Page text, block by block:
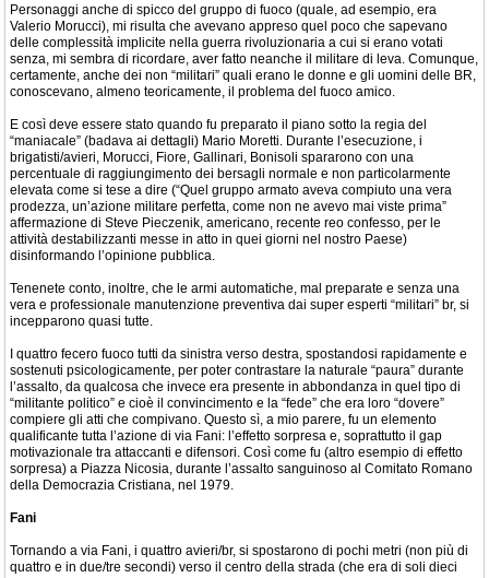
Personaggi anche di spicco del gruppo di fuoco (quale, ad esempio, era
Valerio Morucci), mi risulta che avevano appreso quel poco che sapevano
delle complessità implicite nella guerra rivoluzionaria a cui si erano votati
senza, mi sembra di ricordare, aver fatto neanche il militare di leva. Comunque,
certamente, anche dei non “militari” quali erano le donne e gli uomini delle BR,
conoscevano, almeno teoricamente, il problema del fuoco amico.
E così deve essere stato quando fu preparato il piano sotto la regia del
“maniacale” (badava ai dettagli) Mario Moretti. Durante l’esecuzione, i
brigatisti/avieri, Morucci, Fiore, Gallinari, Bonisoli spararono con una
percentuale di raggiungimento dei bersagli normale e non particolarmente
elevata come si tese a dire (“Quel gruppo armato aveva compiuto una vera
prodezza, un’azione militare perfetta, come non ne avevo mai viste prima”
affermazione di Steve Pieczenik, americano, recente reo confesso, per le
attività destabilizzanti messe in atto in quei giorni nel nostro Paese)
disinformando l’opinione pubblica.
Tenenete conto, inoltre, che le armi automatiche, mal preparate e senza una
vera e professionale manutenzione preventiva dai super esperti “militari” br, si
incepparono quasi tutte.
I quattro fecero fuoco tutti da sinistra verso destra, spostandosi rapidamente e
sostenuti psicologicamente, per poter contrastare la naturale “paura” durante
l’assalto, da qualcosa che invece era presente in abbondanza in quel tipo di
“militante politico” e cioè il convincimento e la “fede” che era loro “dovere”
compiere gli atti che compivano. Questo sì, a mio parere, fu un elemento
qualificante tutta l’azione di via Fani: l’effetto sorpresa e, soprattutto il gap
motivazionale tra attaccanti e difensori. Così come fu (altro esempio di effetto
sorpresa) a Piazza Nicosia, durante l’assalto sanguinoso al Comitato Romano
della Democrazia Cristiana, nel 1979.
Fani
Tornando a via Fani, i quattro avieri/br, si spostarono di pochi metri (non più di
quattro e in due/tre secondi) verso il centro della strada (che era di soli dieci